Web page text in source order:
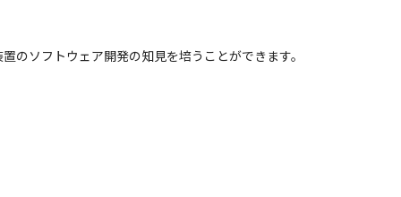
のソフトウェア開発の知見を培うことができます。